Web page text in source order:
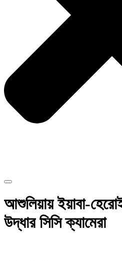
আশুলিয়ায় ইয়াবা-
উদ্ধার সিসি ক্যামেরা